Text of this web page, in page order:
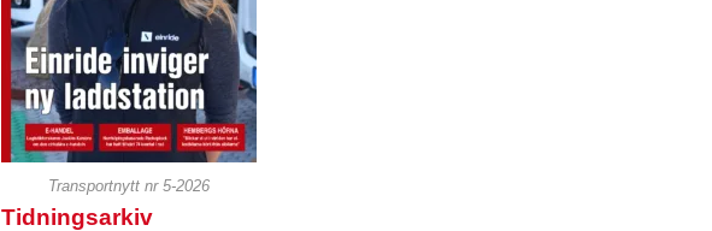
Transportnytt nr 5-2026
Tidningsarkiv